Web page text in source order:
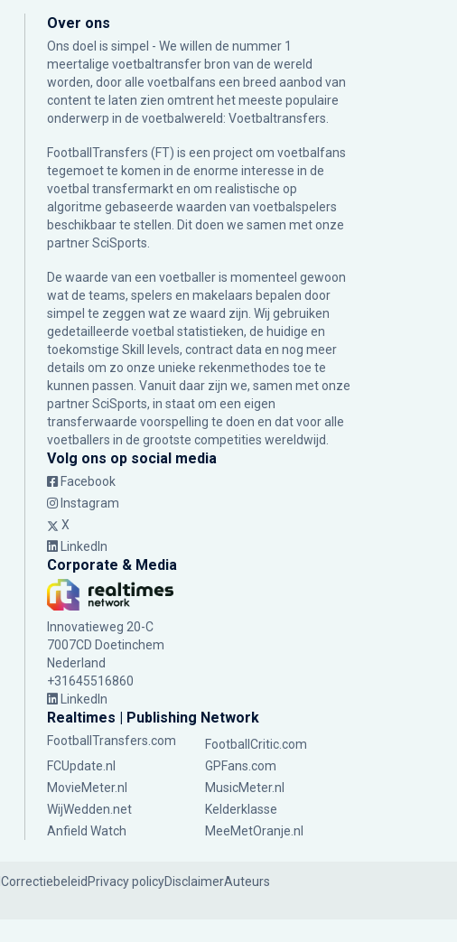
Over ons
Ons doel is simpel - We willen de nummer 1
meertalige voetbaltransfer bron van de wereld
worden, door alle voetbalfans een breed aanbod van
content te laten zien omtrent het meeste populaire
onderwerp in de voetbalwereld: Voetbaltransfers.
FootballTransfers (FT) is een project om voetbalfans
tegemoet te komen in de enorme interesse in de
voetbal transfermarkt en om realistische op
algoritme gebaseerde waarden van voetbalspelers
beschikbaar te stellen. Dit doen we samen met onze
partnerSciSports
De waarde van een voetballer is momenteel gewoon
wat de teams, spelers en makelaars bepalen door
simpel te zeggen wat ze waard zijn. Wij gebruiken
gedetailleerde voetbal statistieken, de huidige en
toekomstige Skill levels, contract data en nog meer
details om zo onze unieke rekenmethodes toe te
kunnen passen. Vanuit daar zijn we, samen met onze
partner SciSports, in staat om een eigen
transferwaarde voorspelling te doen en dat voor alle
voetballers in de grootste competities wereldwijd.
Volg ons op social media
Facebook
Instagram
X
LinkedIn
Corporate & Media
Innovatieweg 20-C
7007CD Doetinchem
Nederland
+31645516860
LinkedIn
Realtimes | Publishing Network
FootballTransfers.com
FootballCritic.com
FCUpdate.nl
GPFans.com
MovieMeter.nl
MusicMeter.nl
WijWedden.net
Kelderklasse
Anfield Watch
MeeMetOranje.nl
Correctiebeleid Privacy policyDisclaimerAuteurs